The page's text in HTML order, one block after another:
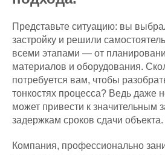
Представьте ситуацию: вы
застройку и решили
всеми этапами — от
материалов и оборудования.
потребуется вам, чтобы
тонкостях процесса? Ведь даже
может привести к значительным
задержкам сроков сдачи объекта.
Компания, профессионально